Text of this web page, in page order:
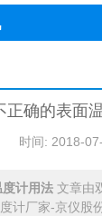
正确的表面
时间: 2018-
度计用法 文章由
计厂家-京仪股